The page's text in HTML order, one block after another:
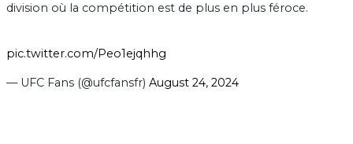
division où la compétition est de plus en plus féroce.
pic.twitter.com/Peo1ejqhhg
— UFC Fans (@ufcfansfr) August 24, 2024